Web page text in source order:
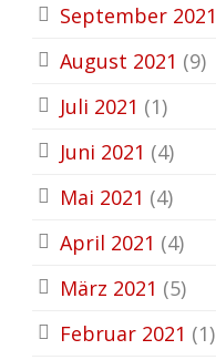
September 2021
August 2021 (9)
Juli 2021 (1)
Juni 2021 (4)
Mai 2021 (4)
April 2021 (4)
März 2021 (5)
Februar 2021 (1)